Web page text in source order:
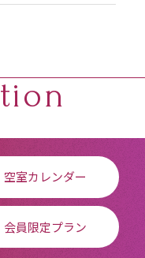
空室カレンダー
会員限定プラン